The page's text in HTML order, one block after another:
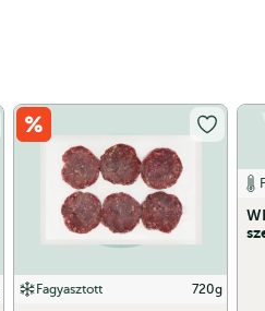
Fagyasztott 720g